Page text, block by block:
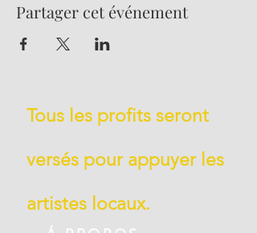
Partager cet événement
Tous les profits seront
versés pour appuyer les
artistes locaux.